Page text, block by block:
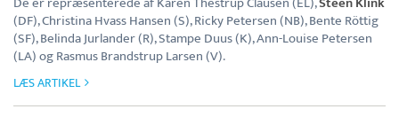
(DF), Christina Hvass Hansen (S), Ricky Petersen (NB), Bente Röttig
(SF), Belinda Jurlander (R), Stampe Duus (K), Ann-Louise Petersen
(LA) og Rasmus Brandstrup Larsen (V).
LÆS ARTIKEL